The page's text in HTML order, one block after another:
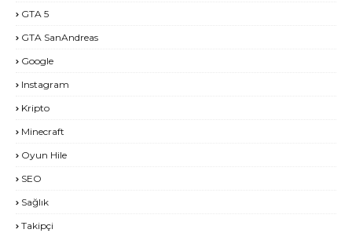
GTA 5
GTA SanAndreas
Google
Instagram
Kripto
Minecraft
Oyun Hile
SEO
Sağlık
Takipçi